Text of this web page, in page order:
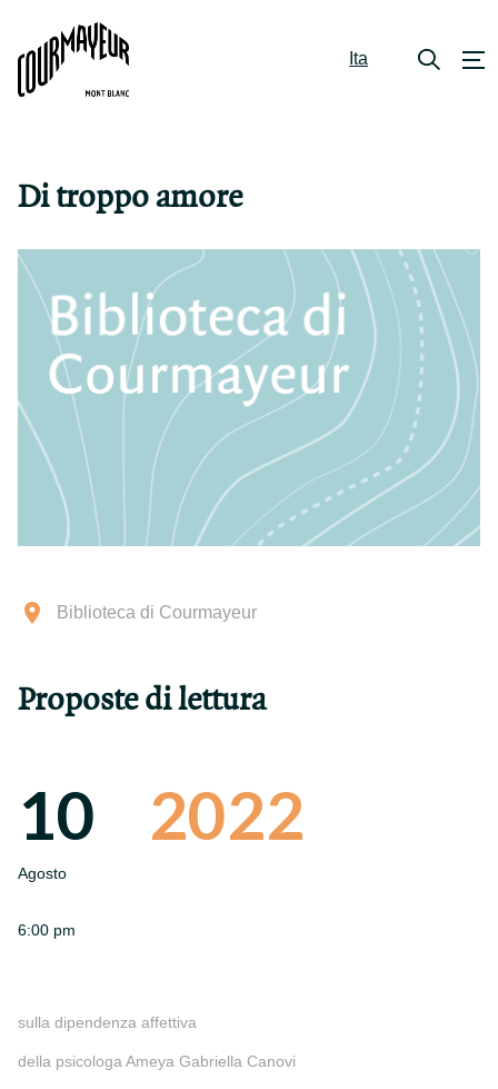
Ita
Di troppo amore
Biblioteca di Courmayeur
Proposte di lettura
10
Agosto
2022
6:00 pm
sulla dipendenza affettiva
della psicologa Ameya Gabriella Canovi